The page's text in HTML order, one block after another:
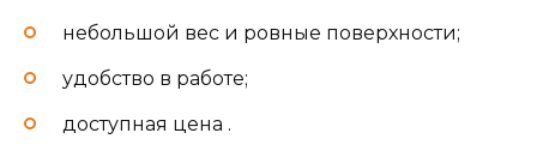
небольшой вес и ровные поверхности;
удобство в работе;
доступная цена .